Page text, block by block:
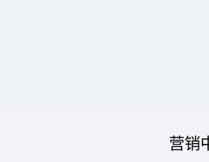
营销